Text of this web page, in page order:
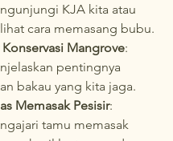
KJA kita atau
cara memasang bubu.
Konservasi Mangrove:
pentingnya
bakau yang kita jaga.
Memasak Pesisir:
tamu memasak